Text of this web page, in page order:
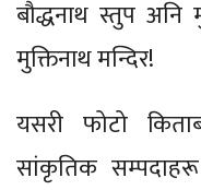
बौद्धनाथ स्तुप अनि
मुक्तिनाथ मन्दिर!
यसरी फोटो
सांकृतिक